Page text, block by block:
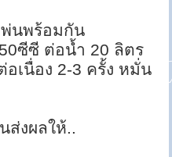
นพร้อมกัน
ซีซี ต่อน้ำ 20 ลิตร
เนื่อง 2-3 ครั้ง หมั่น
ส่งผลให้..